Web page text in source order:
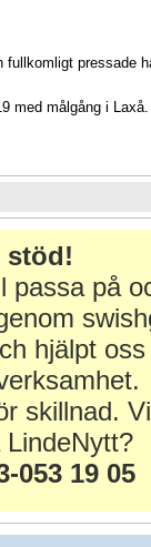
fullkomligt pressade
med målgång i Laxå.
stöd!
passa på
hjälpt
skillnad.
053 19 05